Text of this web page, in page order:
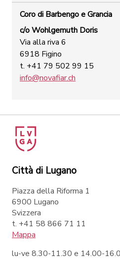
Coro di Barbengo e Grancia
c/o Wohlgemuth Doris
Via alla riva 6
6918 Figino
t. +41 79 502 99 15
info@novafiar.ch
Città di Lugano
Piazza della Riforma 1
6900 Lugano
Svizzera
t. +41 58 866 71 11
Mappa
lu-ve 8.30-11.30 e 14.00-